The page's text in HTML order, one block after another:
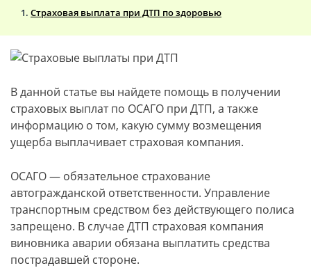
Страховая выплата при ДТП по здоровью
В данной статье вы найдете помощь в получении
страховых выплат по ОСАГО при ДТП, а также
информацию о том, какую сумму возмещения
ущерба выплачивает страховая компания.
ОСАГО — обязательное страхование
автогражданской ответственности. Управление
транспортным средством без действующего полиса
запрещено. В случае ДТП страховая компания
виновника аварии обязана выплатить средства
пострадавшей стороне.